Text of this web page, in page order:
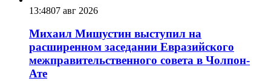
13:4807 авг 2026
Михаил Мишустин выступил на
расширенном заседании Евразийского
межправительственного совета в Чолпон-
Ате